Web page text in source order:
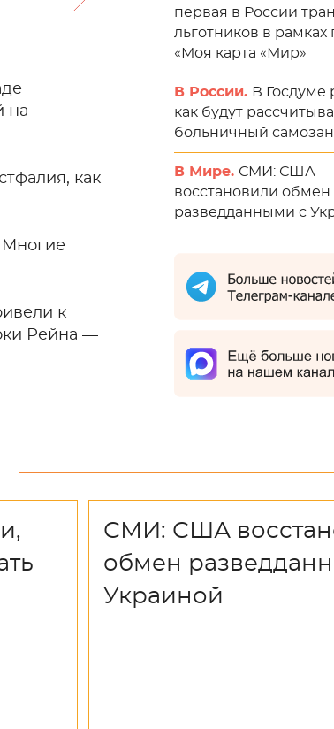
на
как
Многие
к
Рейна —
первая в России
льготников в рамках
«Моя карта «Мир»
В России. В Госдуме
как будут
больничный
В Мире. СМИ: США
восстановили обмен
разведданными с
СМИ: США
обмен
Украиной